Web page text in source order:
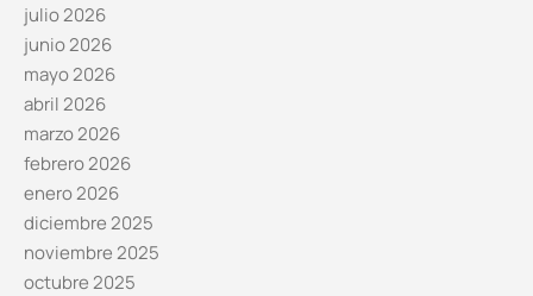
julio 2026
junio 2026
mayo 2026
abril 2026
marzo 2026
febrero 2026
enero 2026
diciembre 2025
noviembre 2025
octubre 2025